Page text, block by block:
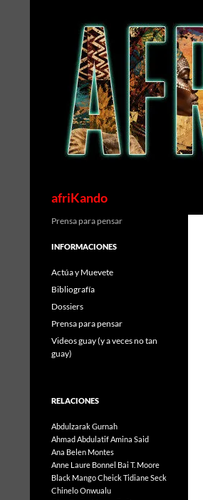
afriKando
Prensa para pensar
INFORMACIONES
Actúa y Muevete
Bibliografía
Dossiers
Prensa para pensar
Videos guay (y a veces no tan
guay)
RELACIONES
Abdulzarak Gurnah
Ahmad AbdulatifAmina Said
Ana Belen Montes
Anne Laure Bonnel Bai T. Moore
Black MangoCheick Tidiane Seck
Chinelo Onwualu